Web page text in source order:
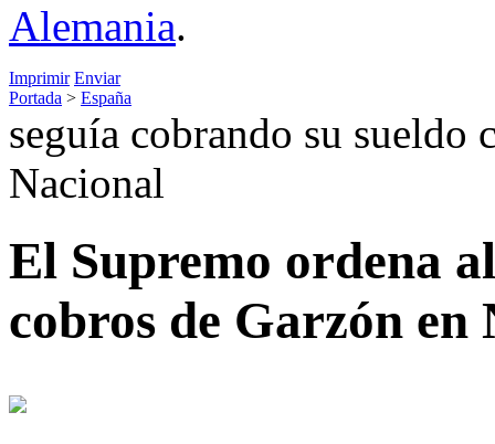
Alemania.
Imprimir Enviar
Portada > España
seguía cobrando su sueldo
Nacional
El Supremo ordena
cobros de Garzón en